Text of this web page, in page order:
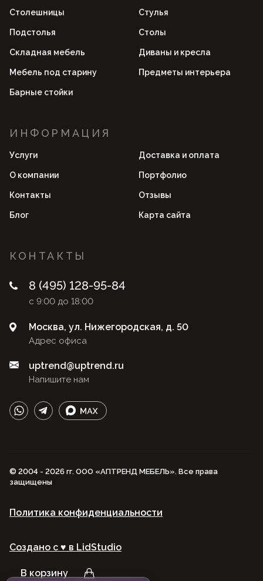
В корзину
Столешницы Стулья
Подстолья Столы
Складная мебель Диваны и кресла
Мебель под старину Предметы интерьера
Барные стойки
ИНФОРМАЦИЯ
Услуги Доставка и оплата
О компании Портфолио
Контакты Отзывы
Блог Карта сайта
КОНТАКТЫ
8 (495) 128-95-84
с 9:00 до 18:00
Адрес офиса
Москва, ул. Нижегородская, д. 50
Напишите нам
uptrend@uptrend.ru
© 2004 - 2026 гг. ООО «АПТРЕНД МЕБЕЛЬ». Все права
защищены
Политика конфиденциальности
Создано с ♥️ в LidStudio